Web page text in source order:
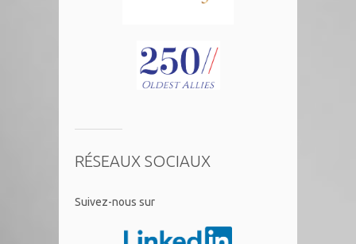
RÉSEAUX SOCIAUX
​Suivez-nous sur